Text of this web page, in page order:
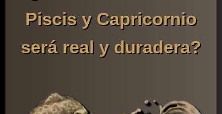
Piscis y Capricornio
será real y duradera?